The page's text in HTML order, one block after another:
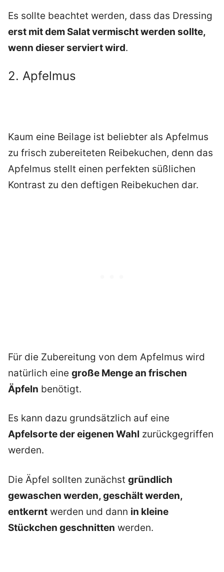
Es sollte beachtet werden, dass das Dressing
erst mit dem Salat vermischt werden sollte,
wenn dieser serviert wird.
2. Apfelmus
Kaum eine Beilage ist beliebter als Apfelmus
zu frisch zubereiteten Reibekuchen, denn das
Apfelmus stellt einen perfekten süßlichen
Kontrast zu den deftigen Reibekuchen dar.
Für die Zubereitung von dem Apfelmus wird
natürlich eine große Menge an frischen
Äpfeln benötigt.
Es kann dazu grundsätzlich auf eine
Apfelsorte der eigenen Wahl zurückgegriffen
werden.
Die Äpfel sollten zunächst gründlich
gewaschen werden, geschält werden,
entkernt werden und dann in kleine
Stückchen geschnitten werden.